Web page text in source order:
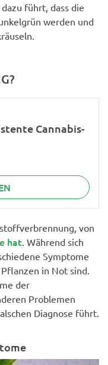
führt, dass die
werden und
Cannabis-
von
hat . Während sich
Symptome
in Not sind.
der
Problemen
Diagnose führt.